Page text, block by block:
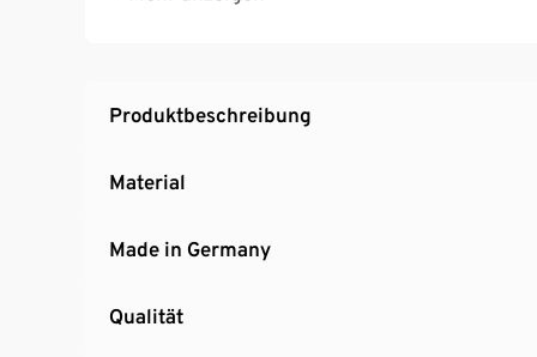
Stauraums
Griffe und Untergestell aus Eichen-Massivholz
Produktbeschreibung
Material
Made in Germany
Qualität